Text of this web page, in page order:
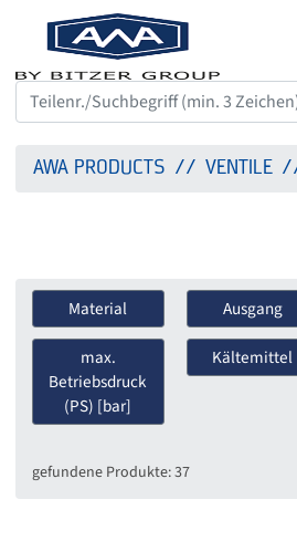
AWA PRODUCTS VENTILE
Material Ausgang
max.
Betriebsdruck
(PS) [bar]
Kältemittel
gefundene Produkte: 37